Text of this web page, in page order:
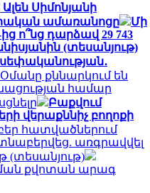
Ալեն Սիմոնյանի
ամառանոցը
Մի
ո՞նց դարձավ 29 743
(տեսանյութ)
Օմանը քննարկում են
համար
Բաքվում
վերաքննիչ բողոքի
հատվածներում
առգրավվել
(տեսանյութ)
քվոտան արագ